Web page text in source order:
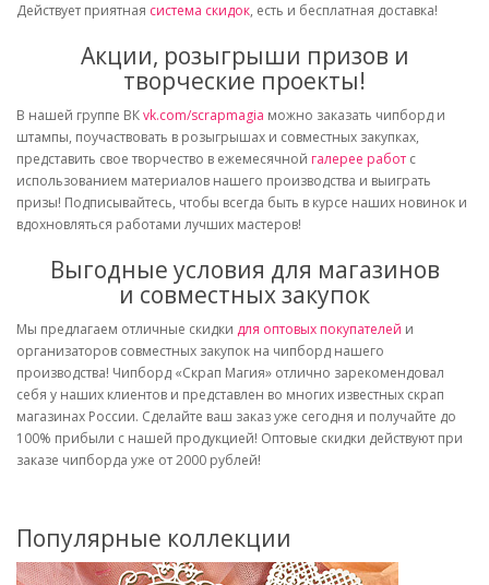
Действует приятная система скидок, есть и бесплатная доставка!
Акции, розыгрыши призов и
творческие проекты!
В нашей группе ВКvk.com/scrapmagia можно заказать чипборд и
штампы, поучаствовать в розыгрышах и совместных закупках,
представить свое творчество в ежемесячной галерее работ с
использованием материалов нашего производства и выиграть
призы! Подписывайтесь, чтобы всегда быть в курсе наших новинок и
вдохновляться работами лучших мастеров!
Выгодные условия для магазинов
и совместных закупок
Мы предлагаем отличные скидки для оптовых покупателей и
организаторов совместных закупок на чипборд нашего
производства! Чипборд «Скрап Магия» отлично зарекомендовал
себя у наших клиентов и представлен во многих известных скрап
магазинах России. Сделайте ваш заказ уже сегодня и получайте до
100% прибыли с нашей продукцией! Оптовые скидки действуют при
заказе чипборда уже от 2000 рублей!
Популярные коллекции